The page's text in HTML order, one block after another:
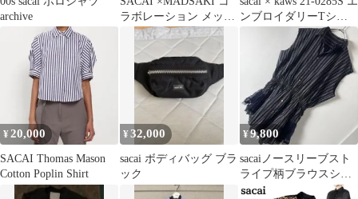
archive
ラボレーション メッセ
ージグラフィックTシ
ンブロイダリーTシャ
¥20,000
SACAI Thomas Mason
Cotton Poplin Shirt
¥32,000
sacai ボディバッグ ブラ
ック
¥9,800
sacaiノースリーブスト
ライプ柄ブラウスシャ
ツ切り替えプリーツ付